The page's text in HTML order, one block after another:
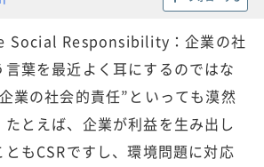
Social Responsibility：企業の社
葉を最近よく耳にするのではな
業の社会的責任”といっても漠然
たとえば、企業が利益を生み出し
もCSRですし、環境問題に対応